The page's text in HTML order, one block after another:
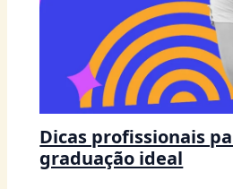
Dicas profissionais
graduação ideal